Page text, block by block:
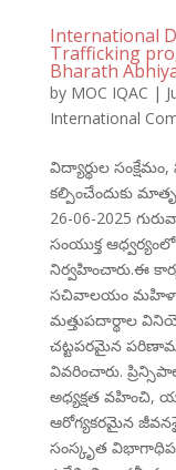
International
Trafficking
Bharath
by MOC IQAC |
International
విద్యార్థుల
కల్పించేందుకు
26-06-2025
సంయుక్త
నిర్వహించారు.ఈ
సచివాలయం మహిళా
మత్తుపదార్థాల
చట్టపరమైన
వివరించారు.
అధ్యక్షత వహించి,
ఆరోగ్యకరమైన
సంస్కృత విభాగాధిపతి